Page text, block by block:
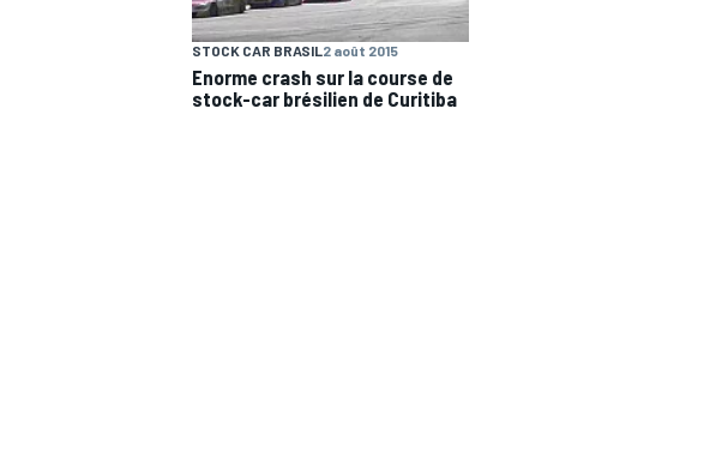
STOCK CAR BRASIL2 août 2015
Enorme crash sur la course de
stock-car brésilien de Curitiba